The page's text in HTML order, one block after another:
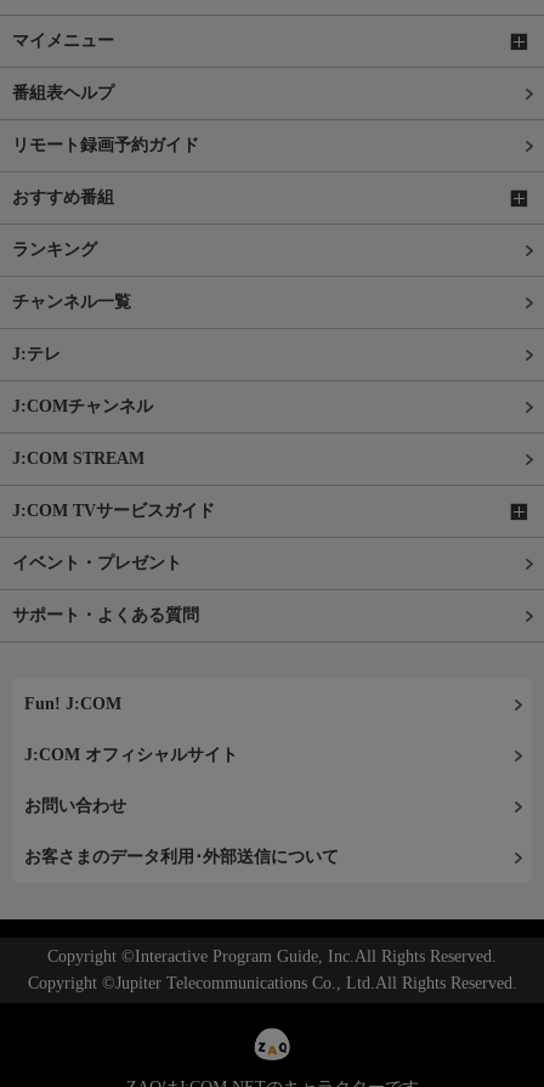
マイメニュー
番組表ヘルプ
リモート録画予約ガイド
おすすめ番組
ランキング
チャンネル一覧
J:テレ
J:COMチャンネル
J:COM STREAM
J:COM TVサービスガイド
イベント・プレゼント
サポート・よくある質問
Fun! J:COM
J:COM オフィシャルサイト
お問い合わせ
お客さまのデータ利用･外部送信について
Copyright ©Interactive Program Guide, Inc.All Rights Reserved.
Copyright ©Jupiter Telecommunications Co., Ltd.All Rights Reserved.